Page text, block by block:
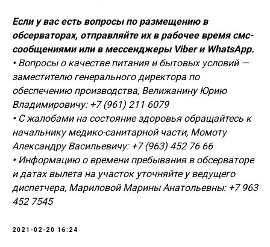
Если у вас есть вопросы по размещению в
обсерваторах, отправляйте их в рабочее время смс-
сообщениями или в мессенджеры Viber и WhatsApp.
• Вопросы о качестве питания и бытовых условий —
заместителю генерального директора по
обеспечению производства, Велижанину Юрию
Владимировичу: +7 (961) 211 6079
• С жалобами на состояние здоровья обращайтесь к
начальнику медико-санитарной части, Момоту
Александру Васильевичу: +7 (963) 452 76 66
• Информацию о времени пребывания в обсерваторе
и датах вылета на участок уточняйте у ведущего
диспетчера, Мариловой Марины Анатольевны: +7 963
452 7545
2021-02-20 16:24